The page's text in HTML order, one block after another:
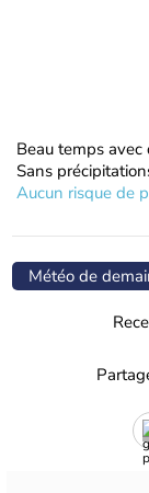
Beau temps
Sans
Aucun risque de
Météo de